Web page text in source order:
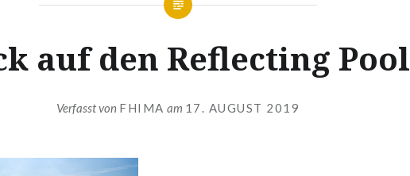
auf den Reflecting Pool
Verfasst von FHIMA am 17. AUGUST 2019